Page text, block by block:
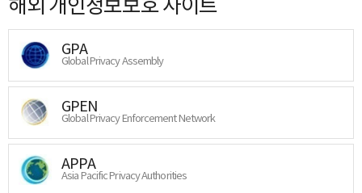
GPA
Global Privacy Assembly
GPEN
Global Privacy Enforcement Network
APPA
Asia Pacific Privacy Authorities